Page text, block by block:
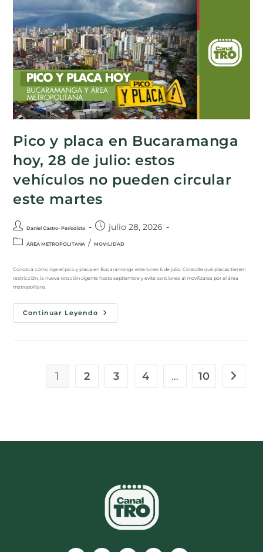
Pico y placa en Bucaramanga
hoy, 28 de julio: estos
vehículos no pueden circular
este martes
Daniel Castro- Periodista julio 28, 2026
ÁREA METROPOLITANA / MOVILIDAD
Conozca cómo rige el pico y placa en Bucaramanga este lunes 6 de julio. Consulte qué placas tienen
restricción, la nueva rotación vigente hasta septiembre y evite sanciones al movilizarse por el área
metropolitana.
Continuar Leyendo
1 2 3 4 … 10